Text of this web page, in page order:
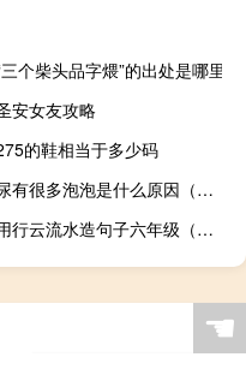
三个柴头品字煨”的出处是哪里
安女友攻略
的鞋相当于多少码
尿有很多泡泡是什么原因（泡沫尿是怎么回事）
用行云流水造句子六年级（用行云流水造句）
☚